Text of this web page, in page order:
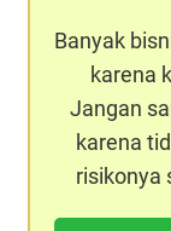
Banyak
karena
Jangan
karena
risikonya